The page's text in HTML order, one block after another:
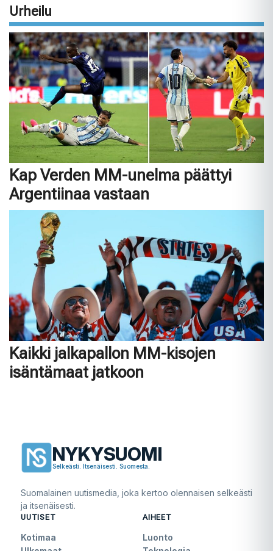
Urheilu
Kap Verden MM-unelma päättyi
Argentiinaa vastaan
Kaikki jalkapallon MM-kisojen
isäntämaat jatkoon
NYKYSUOMI
Selkeästi. Itsenäisesti. Suomesta.
Suomalainen uutismedia, joka kertoo olennaisen selkeästi
ja itsenäisesti.
UUTISET
Kotimaa
AIHEET
Luonto